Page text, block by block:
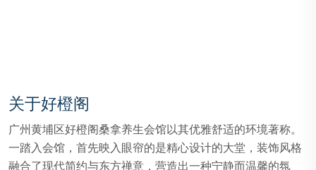
关于好橙阁
广州黄埔区好橙阁桑拿养生会馆以其优雅舒适的环境著称。
一踏入会馆，首先映入眼帘的是精心设计的大堂，装饰风格
融合了现代简约与东方禅意，营造出一种宁静而温馨的氛